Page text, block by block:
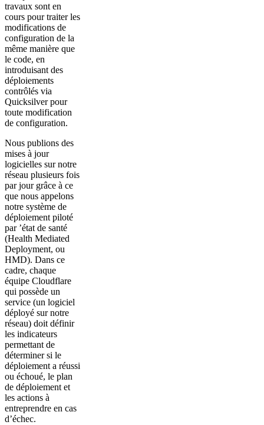
travaux sont en
cours pour traiter les
modifications de
configuration de la
même manière que
le code, en
introduisant des
déploiements
contrôlés via
Quicksilver pour
toute modification
de configuration.
Nous publions des
mises à jour
logicielles sur notre
réseau plusieurs fois
par jour grâce à ce
que nous appelons
notre système de
déploiement piloté
par ’état de santé
(Health Mediated
Deployment, ou
HMD). Dans ce
cadre, chaque
équipe Cloudflare
qui possède un
service (un logiciel
déployé sur notre
réseau) doit définir
les indicateurs
permettant de
déterminer si le
déploiement a réussi
ou échoué, le plan
de déploiement et
les actions à
entreprendre en cas
d’échec.